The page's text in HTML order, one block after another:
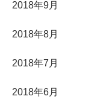
2018年9月
2018年8月
2018年7月
2018年6月